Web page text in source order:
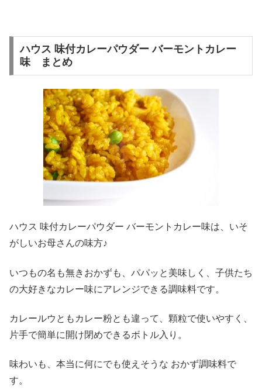
ハウス 味付カレーパウダー バーモントカレー
味 まとめ
ハウス 味付カレーパウダー バーモントカレー味は、いそ
がしいお母さんの味方♪
いつもの名も無きおかずも、パパッと美味しく、子供たち
の大好きなカレー味にアレンジできる調味料です。
カレールウともカレー粉とも違って、顆粒で使いやすく、
片手で簡単に開け閉めできるボトル入り。
味わいも、本当に何にでも使えそうな おかず調味料で
す。